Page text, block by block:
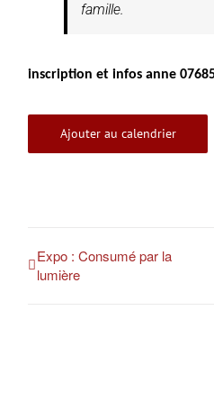
famille.
inscription et infos anne
Ajouter au calendrier
Expo : Consumé par la
lumière